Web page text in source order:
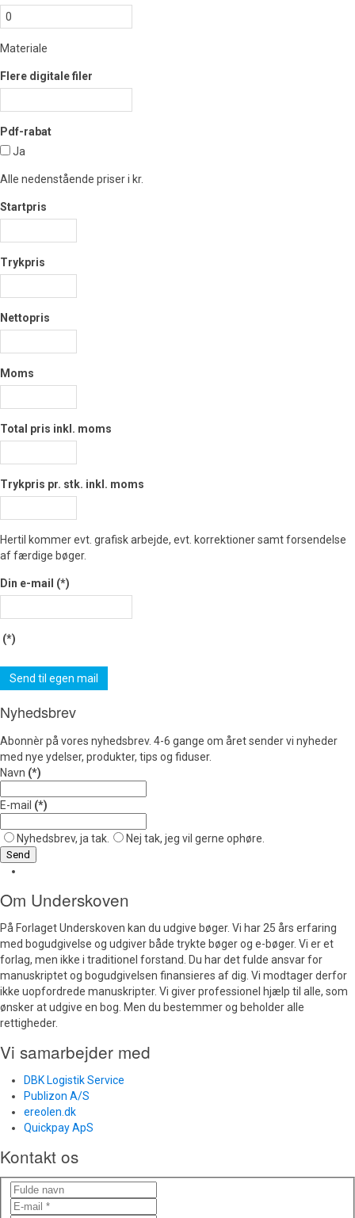
Materiale
Flere digitale filer
Pdf-rabat
Ja
Alle nedenstående priser i kr.
Startpris
Trykpris
Nettopris
Moms
Total pris inkl. moms
Trykpris pr. stk. inkl. moms
Hertil kommer evt. grafisk arbejde, evt. korrektioner samt forsendelse
af færdige bøger.
Din e-mail (*)
(*)
Send til egen mail
Nyhedsbrev
Abonnèr på vores nyhedsbrev. 4-6 gange om året sender vi nyheder
med nye ydelser, produkter, tips og fiduser.
Navn (*)
E-mail (*)
Nyhedsbrev, ja tak. Nej tak, jeg vil gerne ophøre.
Send
Om Underskoven
På Forlaget Underskoven kan du udgive bøger. Vi har 25 års erfaring
med bogudgivelse og udgiver både trykte bøger og e-bøger. Vi er et
forlag, men ikke i traditionel forstand. Du har det fulde ansvar for
manuskriptet og bogudgivelsen finansieres af dig. Vi modtager derfor
ikke uopfordrede manuskripter. Vi giver professionel hjælp til alle, som
ønsker at udgive en bog. Men du bestemmer og beholder alle
rettigheder.
Vi samarbejder med
DBK Logistik Service
Publizon A/S
ereolen.dk
Quickpay ApS
Kontakt os